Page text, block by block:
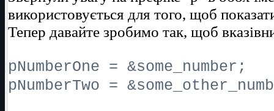
використовується для того, щоб
Тепер давайте зробимо так, щоб
pNumberOne = &some_number;
pNumberTwo =